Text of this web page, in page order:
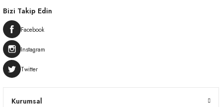
Kurumsal
Bizi Takip Edin
Facebook
Instagram
Twitter